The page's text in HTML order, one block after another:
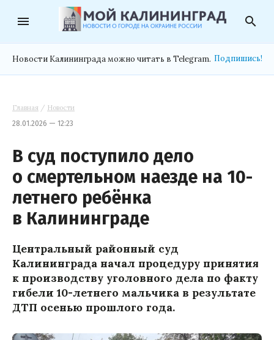
menu search
Новости Калининграда можно читать в Telegram. Подпишись!
Главная / Новости
28.01.2026 — 12:23
В суд поступило дело
о смертельном наезде на 10-
летнего ребёнка
в Калининграде
Центральный районный суд
Калининграда начал процедуру принятия
к производству уголовного дела по факту
гибели 10-летнего мальчика в результате
ДТП осенью прошлого года.